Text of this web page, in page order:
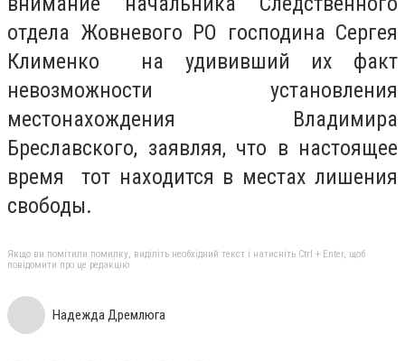
отдела Жовневого РО господина Сергея
Клименко на удививший их факт
невозможности установления
местонахождения Владимира
Бреславского, заявляя, что в настоящее
время тот находится в местах лишения
свободы.
Якщо ви помітили помилку, виділіть необхідний текст і натисніть Ctrl + Enter, щоб
повідомити про це редакцію
Надежда Дремлюга